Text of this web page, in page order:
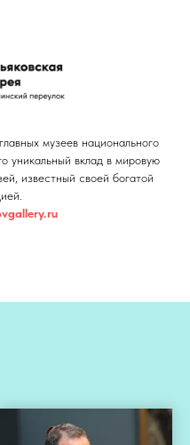
музеев национального
уникальный вклад в мировую
известный своей богатой